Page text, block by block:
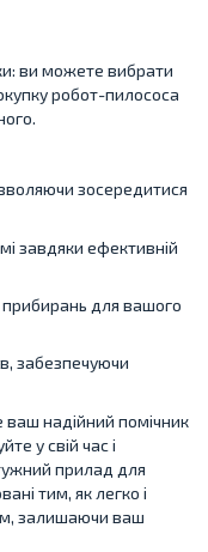
ви можете вибрати
робот-пилососа
зосередитися
завдяки ефективній
прибирань для вашого
забезпечуючи
ваш надійний помічник
у свій час і
прилад для
тим, як легко і
залишаючи ваш